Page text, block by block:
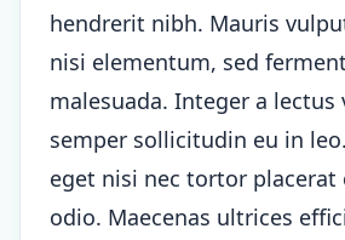
hendrerit nibh. Mauris
nisi elementum, sed
malesuada. Integer a lectus
semper sollicitudin eu in
eget nisi nec tortor placerat
odio. Maecenas ultrices